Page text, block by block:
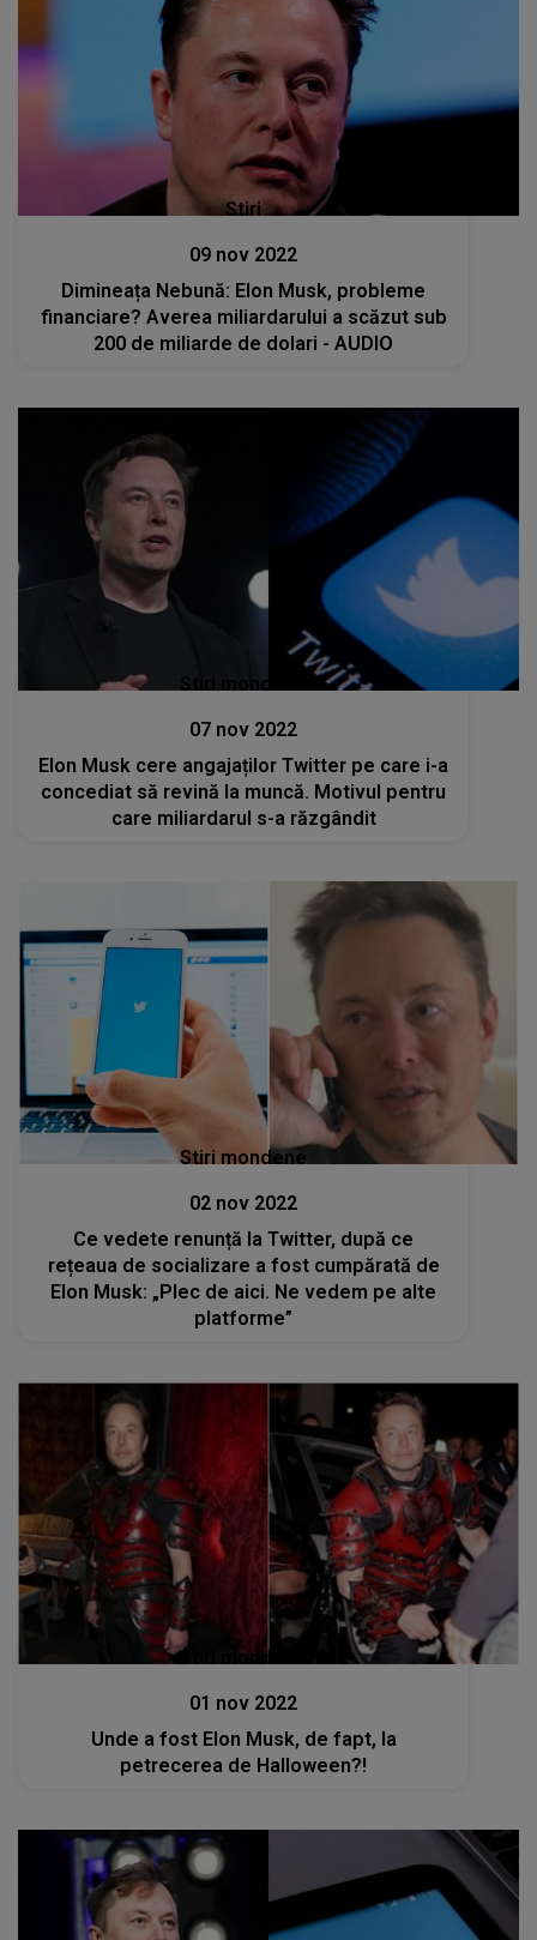
Stiri
09 nov 2022
Dimineața Nebună: Elon Musk, probleme
financiare? Averea miliardarului a scăzut sub
200 de miliarde de dolari - AUDIO
Stiri mondene
07 nov 2022
Elon Musk cere angajaților Twitter pe care i-a
concediat să revină la muncă. Motivul pentru
care miliardarul s-a răzgândit
Stiri mondene
02 nov 2022
Ce vedete renunță la Twitter, după ce
rețeaua de socializare a fost cumpărată de
Elon Musk: „Plec de aici. Ne vedem pe alte
platforme”
Stiri mondene
01 nov 2022
Unde a fost Elon Musk, de fapt, la
petrecerea de Halloween?!